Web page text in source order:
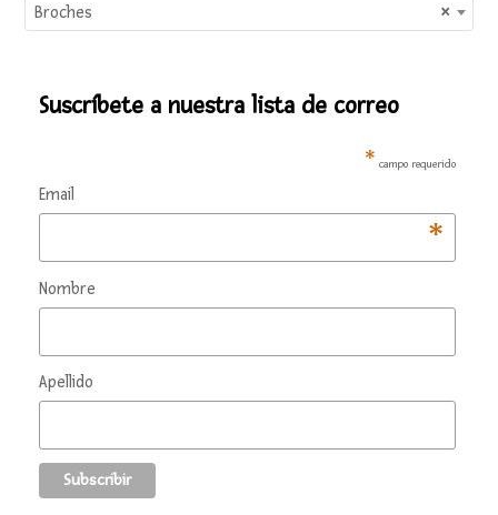
×
Broches
Suscríbete a nuestra lista de correo
* campo requerido
Email
*
Nombre
Apellido